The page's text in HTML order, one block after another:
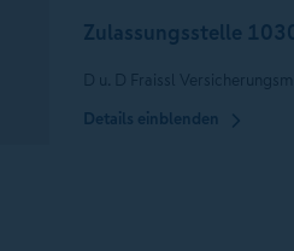
Zulassungsstelle
D u. D Fraissl
Details einblenden